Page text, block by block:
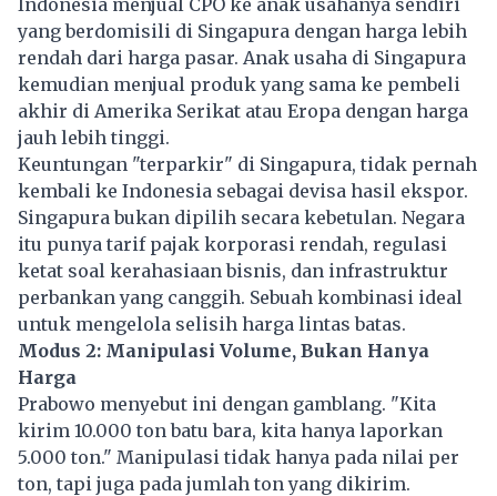
yang berdomisili di Singapura dengan harga lebih
rendah dari harga pasar. Anak usaha di Singapura
kemudian menjual produk yang sama ke pembeli
akhir di Amerika Serikat atau Eropa dengan harga
jauh lebih tinggi.
Keuntungan "terparkir" di Singapura, tidak pernah
kembali ke Indonesia sebagai devisa hasil ekspor.
Singapura bukan dipilih secara kebetulan. Negara
itu punya tarif pajak korporasi rendah, regulasi
ketat soal kerahasiaan bisnis, dan infrastruktur
perbankan yang canggih. Sebuah kombinasi ideal
untuk mengelola selisih harga lintas batas.
Modus 2: Manipulasi Volume, Bukan Hanya
Harga
Prabowo menyebut ini dengan gamblang. "Kita
kirim 10.000 ton batu bara, kita hanya laporkan
5.000 ton." Manipulasi tidak hanya pada nilai per
ton, tapi juga pada jumlah ton yang dikirim.